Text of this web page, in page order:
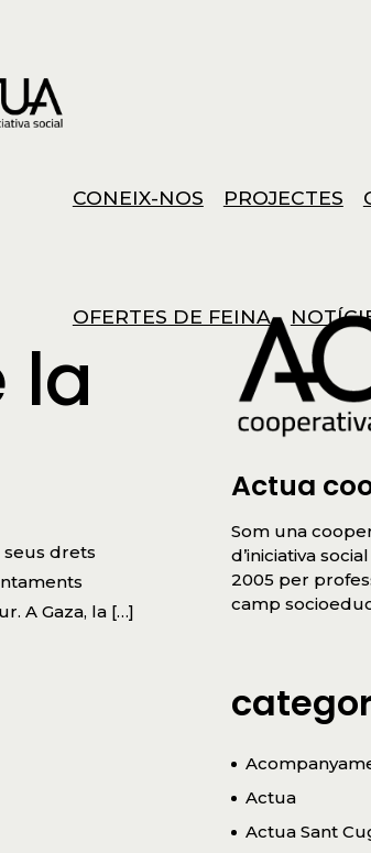
CONEIX-NOS PROJECTES
OFERTES DE FEINA
la
drets
A Gaza, la […]
Actua
Som una
d’iniciativa
2005 per
camp
Actua
Actua Sant